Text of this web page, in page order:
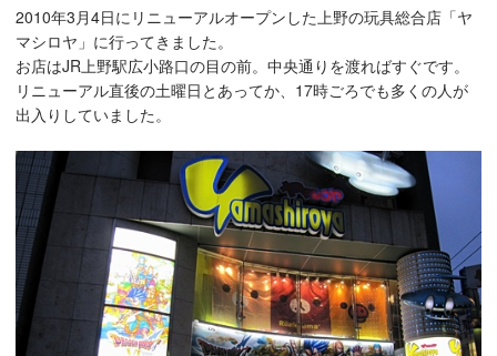
2010年3月4日にリニューアルオープンした上野の玩具総合店「ヤ
マシロヤ」に行ってきました。
お店はJR上野駅広小路口の目の前。中央通りを渡ればすぐです。
リニューアル直後の土曜日とあってか、17時ごろでも多くの人が
出入りしていました。